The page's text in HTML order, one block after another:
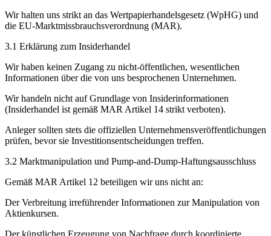
Wir halten uns strikt an das Wertpapierhandelsgesetz (WpHG) und
die EU-Marktmissbrauchsverordnung (MAR).
3.1 Erklärung zum Insiderhandel
Wir haben keinen Zugang zu nicht-öffentlichen, wesentlichen
Informationen über die von uns besprochenen Unternehmen.
Wir handeln nicht auf Grundlage von Insiderinformationen
(Insiderhandel ist gemäß MAR Artikel 14 strikt verboten).
Anleger sollten stets die offiziellen Unternehmensveröffentlichungen
prüfen, bevor sie Investitionsentscheidungen treffen.
3.2 Marktmanipulation und Pump-and-Dump-Haftungsausschluss
Gemäß MAR Artikel 12 beteiligen wir uns nicht an:
Der Verbreitung irreführender Informationen zur Manipulation von
Aktienkursen.
Der künstlichen Erzeugung von Nachfrage durch koordinierte